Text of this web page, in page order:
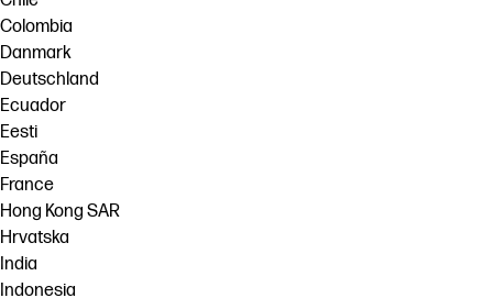
Colombia
Danmark
Deutschland
Ecuador
Eesti
España
France
Hong Kong SAR
Hrvatska
India
Indonesia